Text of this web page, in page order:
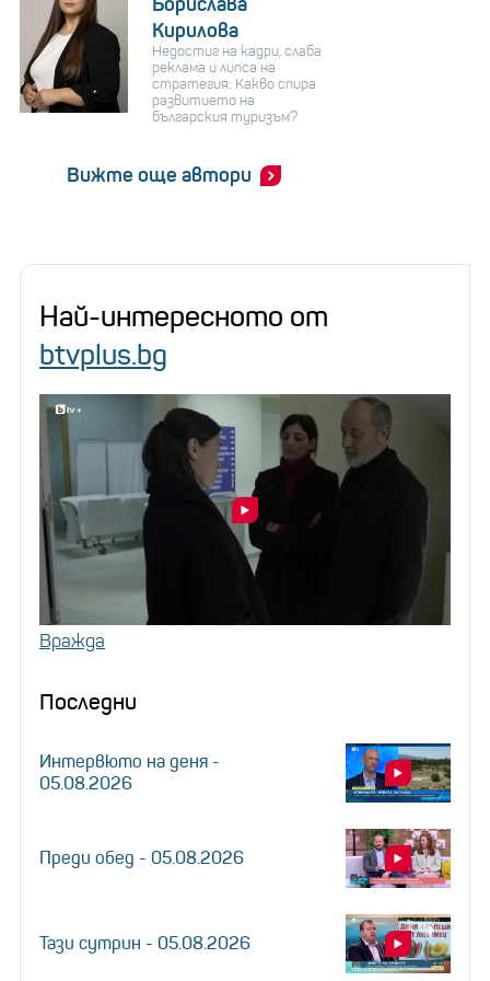
Кирилова
Недостиг на кадри, слаба
реклама и липса на
стратегия: Какво спира
развитието на
българския туризъм?
Вижте още автори
Най-интересното от
btvplus.bg
Вражда
Последни
Интервюто на деня -
05.08.2026
Преди обед - 05.08.2026
Тази сутрин - 05.08.2026